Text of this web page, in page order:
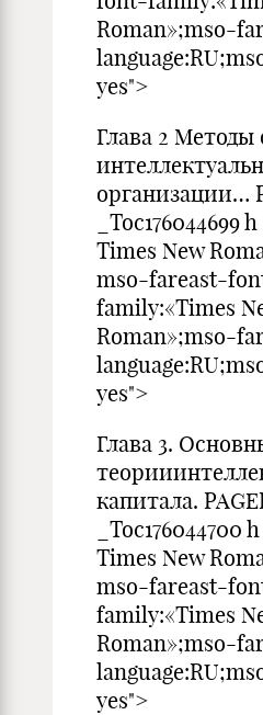
Roman»;mso-
yes">
Глава 2 Методы
организации…
_Toc176044699
Times New
mso-fareast-
family:«Times
Roman»;mso-
yes">
Глава 3.
капитала.
_Toc176044700
Times New
mso-fareast-
family:«Times
Roman»;mso-
yes">